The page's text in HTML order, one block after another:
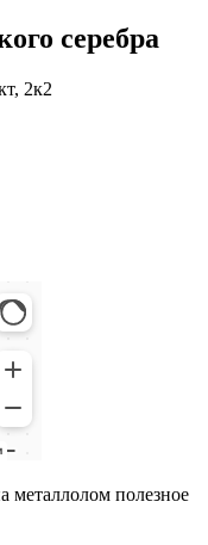
серебра
2к2
металлолом полезное